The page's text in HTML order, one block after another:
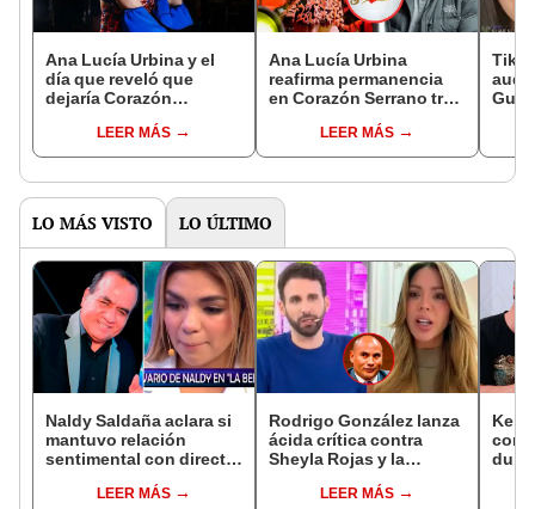
Ana Lucía Urbina y el
día que reveló que
dejaría Corazón
descanso personal
LEER MÁS
Ana Lucía Urbina
reafirma permanencia
en Corazón Serrano tras
Guerrero: "Tengo un
contrato"
LEER MÁS
LO MÁS VISTO LO ÚLTIMO
Naldy Saldaña aclara si
mantuvo relación
sentimental con director
denunciarlo por
LEER MÁS
Rodrigo González lanza
ácida crítica contra
Sheyla Rojas y la
relación con su hijo: "Te
LEER MÁS
dura